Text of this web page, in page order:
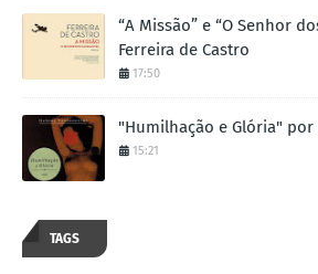
“A Missão” e “O Senhor
Ferreira de Castro
17:50
"Humilhação e Glória" por
15:21
TAGS